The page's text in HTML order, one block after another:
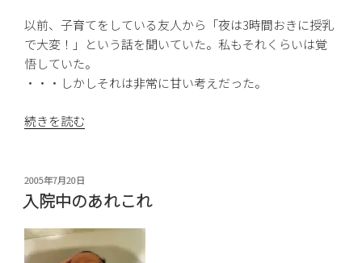
以前、子育てをしている友人から「夜は3時間おきに授乳
で大変！」という話を聞いていた。私もそれくらいは覚
悟していた。
・・・しかしそれは非常に甘い考えだった。
“入
の
授
の
続きを読む
投
稿
日:
2005年7月20日
入院中のあれこれ